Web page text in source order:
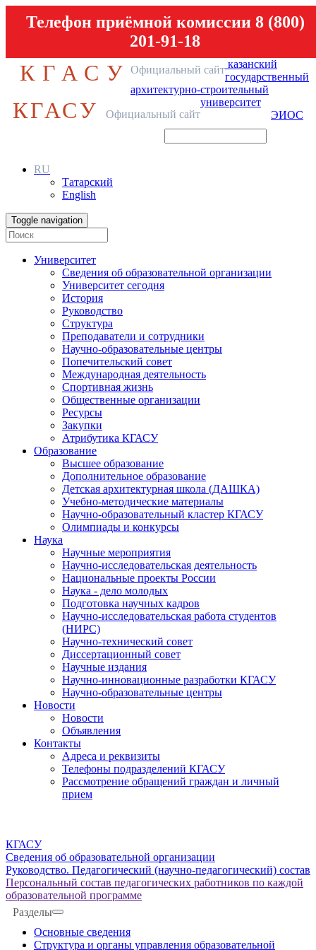
Телефон приёмной комиссии 8 (800)
201-91-18
КГАСУ Официальный сайт казанский
государственный
архитектурно-строительный
университет
КГАСУ Официальный сайт ЭИОС
RU
Татарский
English
Toggle navigation
Университет
Сведения об образовательной организации
Университет сегодня
История
Руководство
Структура
Преподаватели и сотрудники
Научно-образовательные центры
Попечительский совет
Международная деятельность
Спортивная жизнь
Общественные организации
Ресурсы
Закупки
Атрибутика КГАСУ
Образование
Высшее образование
Дополнительное образование
Детская архитектурная школа (ДАШКА)
Учебно-методические материалы
Научно-образовательный кластер КГАСУ
Олимпиады и конкурсы
Наука
Научные мероприятия
Научно-исследовательская деятельность
Национальные проекты России
Наука - дело молодых
Подготовка научных кадров
Научно-исследовательская работа студентов
(НИРС)
Научно-технический совет
Диссертационный совет
Научные издания
Научно-инновационные разработки КГАСУ
Научно-образовательные центры
Новости
Новости
Объявления
Контакты
Адреса и реквизиты
Телефоны подразделений КГАСУ
Рассмотрение обращений граждан и личный
прием
КГАСУ
Сведения об образовательной организации
Руководство. Педагогический (научно-педагогический) состав
Персональный состав педагогических работников по каждой
образовательной программе
Разделы
Основные сведения
Структура и органы управления образовательной